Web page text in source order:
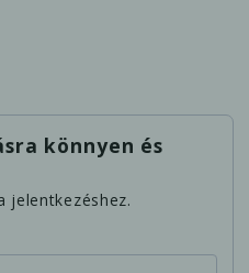
könnyen és
jelentkezéshez.